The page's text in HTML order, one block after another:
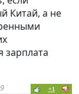
Китай, а не
зарплата
+1